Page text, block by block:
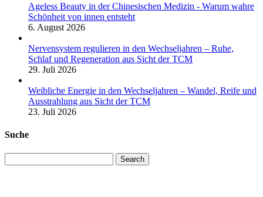
Ageless Beauty in der Chinesischen Medizin - Warum wahre
Schönheit von innen entsteht
6. August 2026
Nervensystem regulieren in den Wechseljahren – Ruhe,
Schlaf und Regeneration aus Sicht der TCM
29. Juli 2026
Weibliche Energie in den Wechseljahren – Wandel, Reife und
Ausstrahlung aus Sicht der TCM
23. Juli 2026
Suche
Search